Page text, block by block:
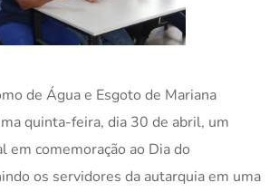
de Água e Esgoto de Mariana
quinta-feira, dia 30 de abril, um
em comemoração ao Dia do
os servidores da autarquia em uma